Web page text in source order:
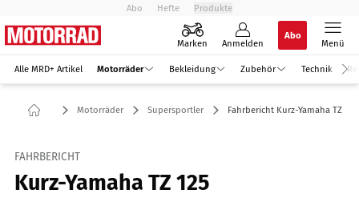
Abo Hefte Produkte
Marken Anmelden
Abo
Menü
Alle MRD+ Artikel Motorräder Bekleidung Zubehör Technik
Motorräder Supersportler Fahrbericht Kurz-Yamaha TZ 125
FAHRBERICHT
Kurz-Yamaha TZ 125